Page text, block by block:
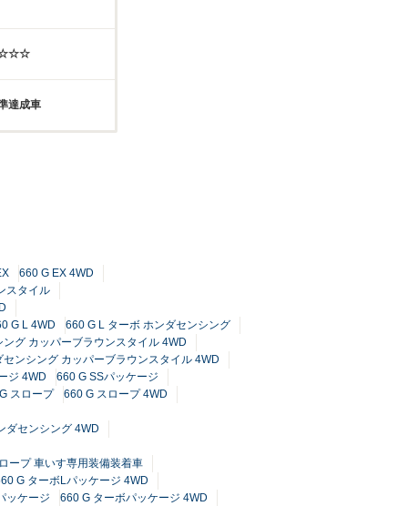
達成車
660 G EX 4WD
スタイル
G L 4WD
660 G L ターボ ホンダセンシング
グ カッパーブラウンスタイル 4WD
ンシング カッパーブラウンスタイル 4WD
ジ 4WD
660 G SSパッケージ
スロープ
660 G スロープ 4WD
ダセンシング 4WD
ープ 車いす専用装備装着車
G ターボLパッケージ 4WD
ッケージ
660 G ターボパッケージ 4WD